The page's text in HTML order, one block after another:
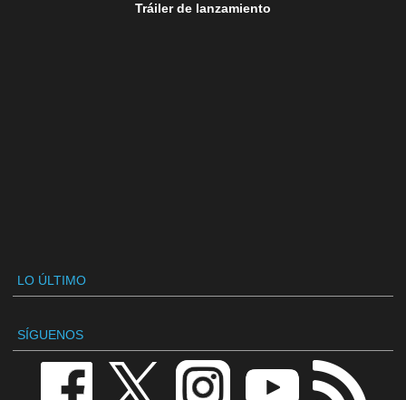
Tráiler de lanzamiento
LO ÚLTIMO
SÍGUENOS